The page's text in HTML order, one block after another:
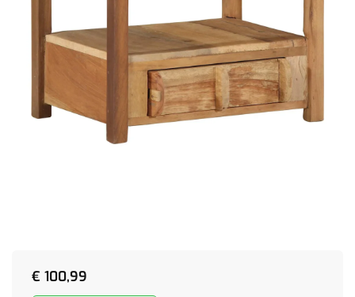
€ 100,99